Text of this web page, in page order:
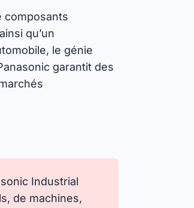
composants
qu’un
le génie
garantit des
Industrial
de machines,